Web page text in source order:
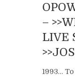
–
LIVE
1993…